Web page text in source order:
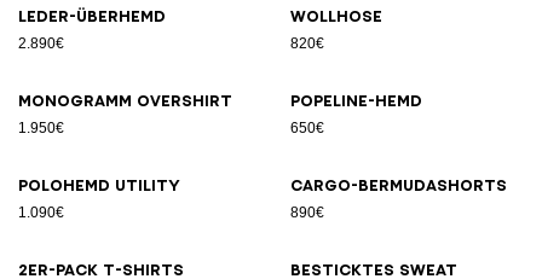
Leder-Überhemd
2.890€
Wollhose
820€
Monogramm Overshirt
1.950€
Popeline-Hemd
650€
Polohemd Utility
1.090€
Cargo-Bermudashorts
890€
2er-Pack T-Shirts Besticktes Sweat